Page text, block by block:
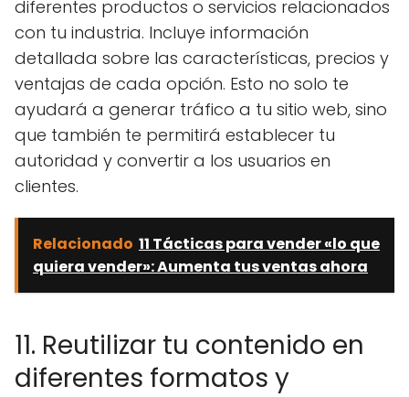
diferentes productos o servicios relacionados
con tu industria. Incluye información
detallada sobre las características, precios y
ventajas de cada opción. Esto no solo te
ayudará a generar tráfico a tu sitio web, sino
que también te permitirá establecer tu
autoridad y convertir a los usuarios en
clientes.
Relacionado 11 Tácticas para vender «lo que
quiera vender»: Aumenta tus ventas ahora
11. Reutilizar tu contenido en
diferentes formatos y